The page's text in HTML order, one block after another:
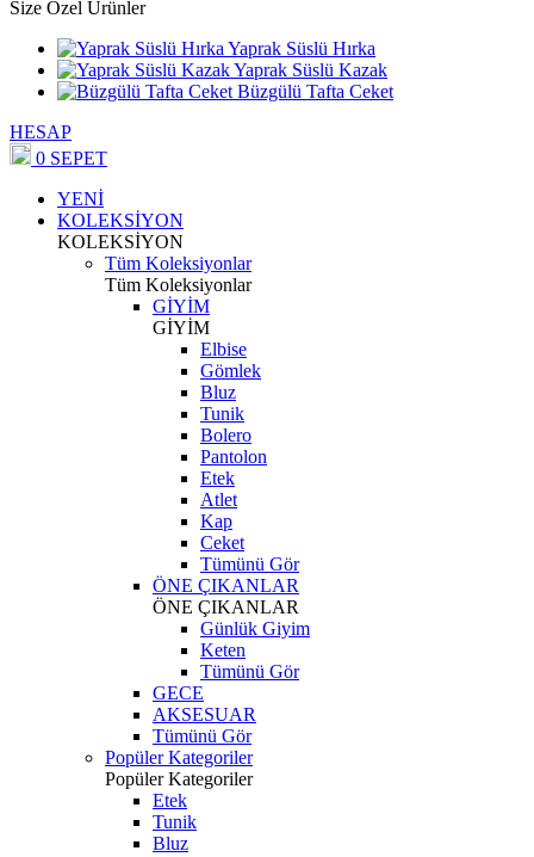
Size Özel Ürünler
Yaprak Süslü Hırka
Yaprak Süslü Kazak
Büzgülü Tafta Ceket
HESAP
0 SEPET
YENİ
KOLEKSİYON
KOLEKSİYON
Tüm Koleksiyonlar
Tüm Koleksiyonlar
GİYİM
GİYİM
Elbise
Gömlek
Bluz
Tunik
Bolero
Pantolon
Etek
Atlet
Kap
Ceket
Tümünü Gör
ÖNE ÇIKANLAR
ÖNE ÇIKANLAR
Günlük Giyim
Keten
Tümünü Gör
GECE
AKSESUAR
Tümünü Gör
Popüler Kategoriler
Popüler Kategoriler
Etek
Tunik
Bluz